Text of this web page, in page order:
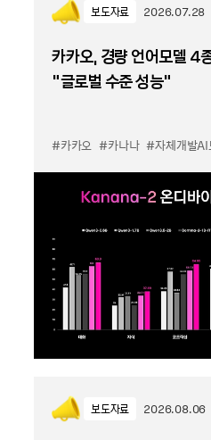
보도자료 2026.07.28
카카오, 경량 언어모델 4
“글로벌 수준 성능”
#카카오 #카나나 #자체개발AI
보도자료 2026.08.06